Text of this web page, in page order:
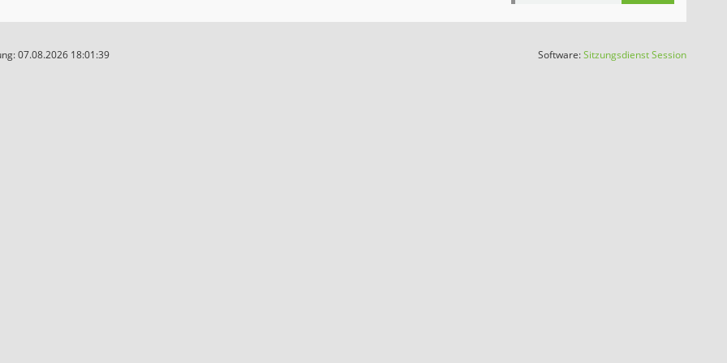
07.08.2026 18:01:39 Software:SitzungsdienstSession(Wird in